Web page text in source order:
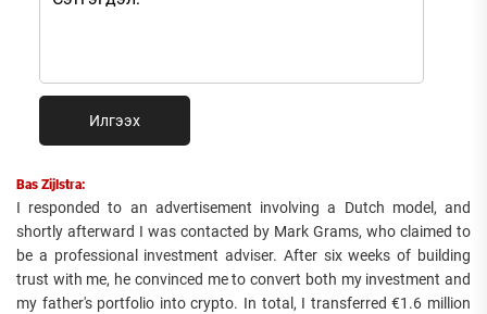
Илгээх
Bas Zijlstra:
I responded to an advertisement involving a Dutch model, and
shortly afterward I was contacted by Mark Grams, who claimed to
be a professional investment adviser. After six weeks of building
trust with me, he convinced me to convert both my investment and
my father's portfolio into crypto. In total, I transferred €1.6 million